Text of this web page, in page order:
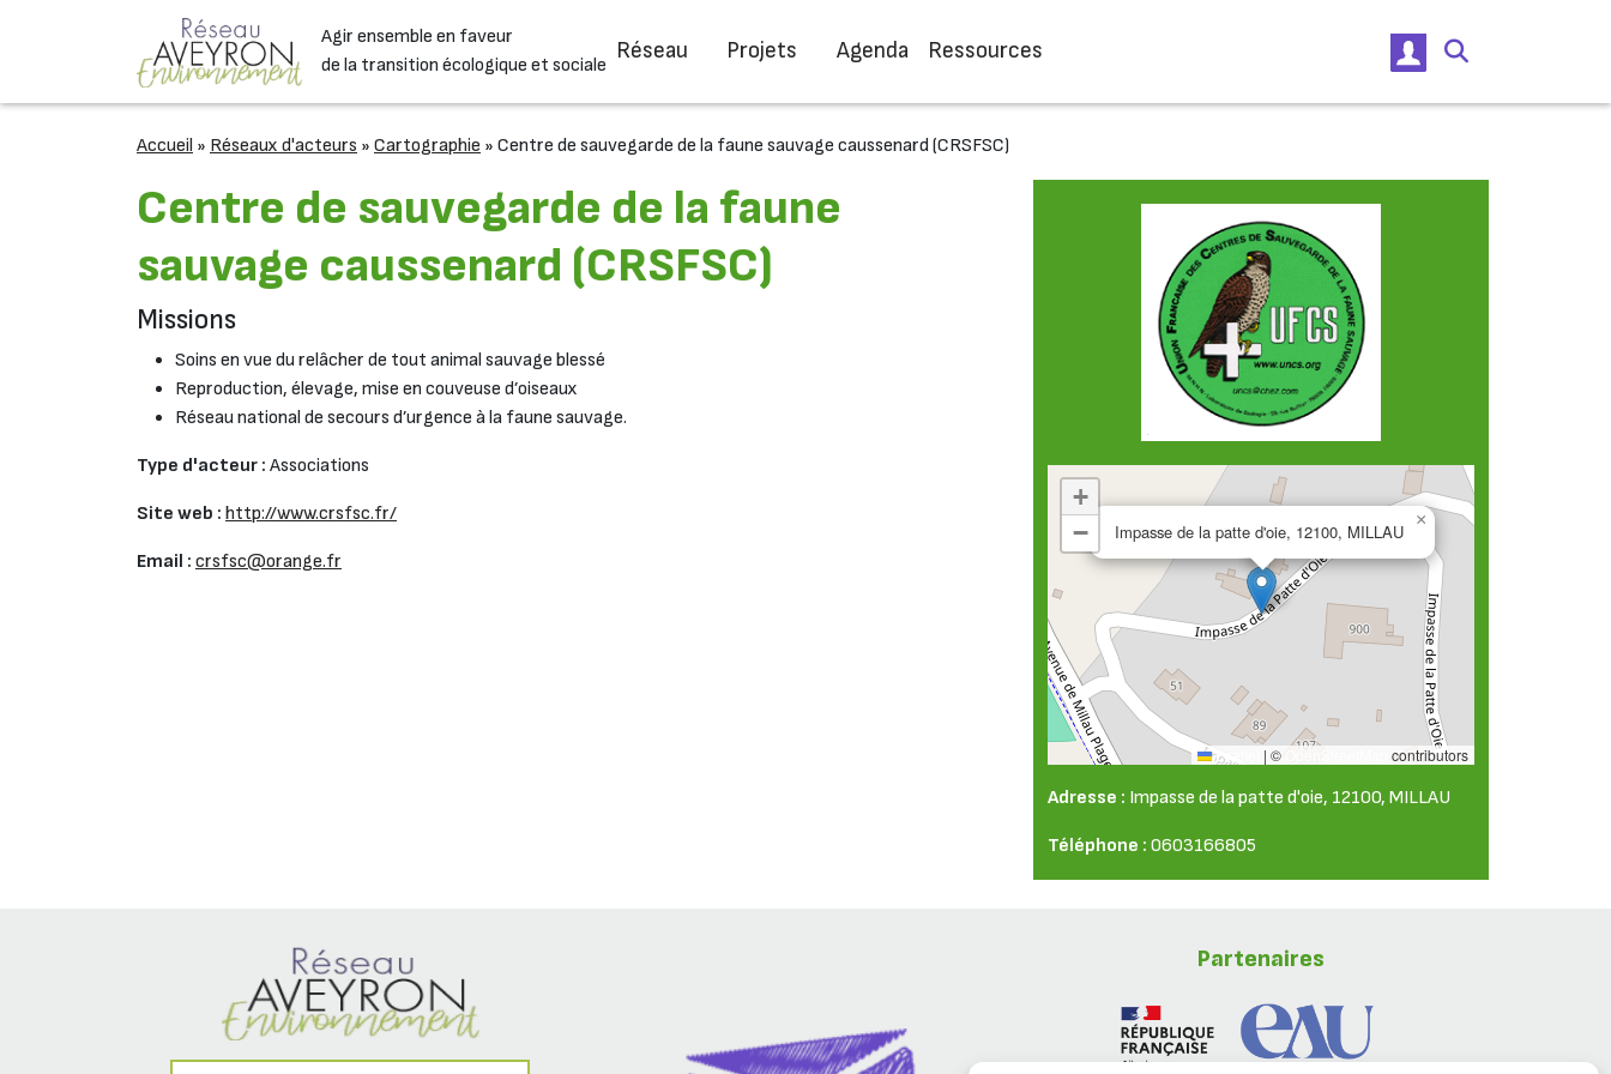
Navigation principale
Agir ensemble en faveur
de la transition écologique et sociale
Réseau Projets Agenda Ressources
Accueil » Réseaux d'acteurs » Cartographie » Centre de sauvegarde de la faune sauvage caussenard (CRSFSC)
Centre de sauvegarde de la faune
sauvage caussenard (CRSFSC)
Missions
Soins en vue du relâcher de tout animal sauvage blessé
Reproduction, élevage, mise en couveuse d’oiseaux
Réseau national de secours d’urgence à la faune sauvage.
Type d'acteur : Associations
Site web : http://www.crsfsc.fr/
Email : crsfsc@orange.fr
Impasse de la patte d'oie, 12100, MILLAU
×
+
−
Leaflet | © OpenStreetMap contributors
Adresse : Impasse de la patte d'oie, 12100, MILLAU
Téléphone : 0603166805
Partenaires